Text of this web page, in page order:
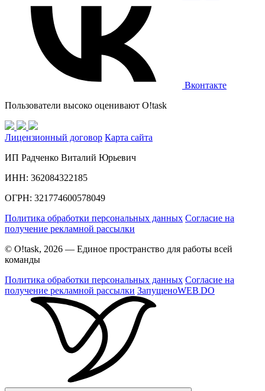
Вконтакте
Пользователи высоко оценивают O!task
Лицензионный договор Карта сайта
ИП Радченко Виталий Юрьевич
ИНН: 362084322185
ОГРН: 321774600578049
Политика обработки персональных данных Согласие на
получение рекламной рассылки
© O!task, 2026 — Единое пространство для работы всей
команды
Политика обработки персональных данных Согласие на
получение рекламной рассылки ЗапущеноWEB.DO